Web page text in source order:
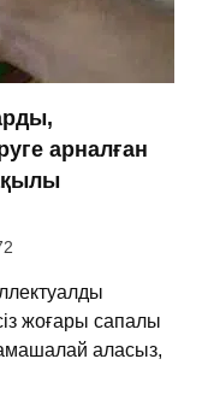
арналған
жоғары сапалы
аласыз,